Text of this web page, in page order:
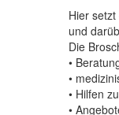
Hier
und
Die
•
•
• Hilfen
•